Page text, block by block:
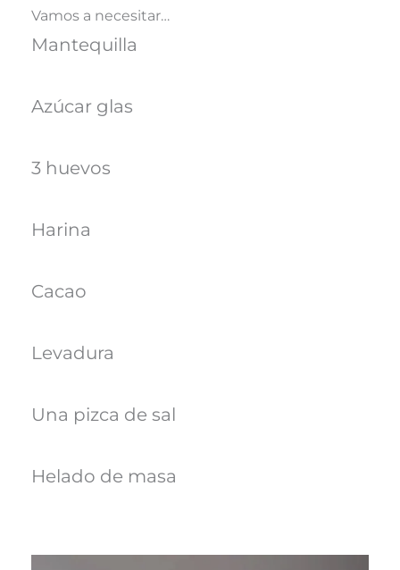
Vamos a necesitar…
Mantequilla
Azúcar glas
3 huevos
Harina
Cacao
Levadura
Una pizca de sal
Helado de masa